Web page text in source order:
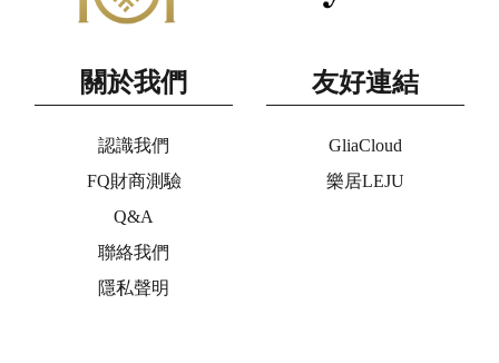
關於我們
認識我們
FQ財商測驗
Q&A
聯絡我們
隱私聲明
友好連結
GliaCloud
樂居LEJU